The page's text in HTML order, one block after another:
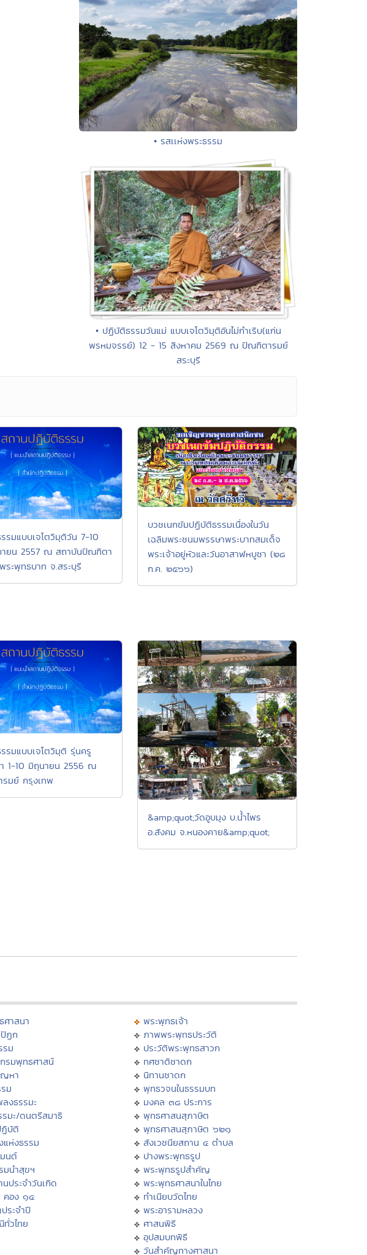
• รสเเห่งพระธรรม
• ปฏิบัติธรรมวันแม่ แบบเจโตวิมุติอันไม่กำเริบ(แก่น
พรหมจรรย์) 12 - 15 สิงหาคม 2569 ณ ปัณฑิตารมย์
สระบุรี
รมแบบเจโตวิมุติวัน 7-10
ยน 2557 ณ สถาบันปัณฑิตา
ระพุทธบาท จ.สระบุรี
บวชเนกขัมปฏิบัติธรรมเนื่องในวัน
เฉลิมพระชนมพรรษาพระบาทสมเด็จ
พระเจ้าอยู่หัวและวันอาสาฬหบูชา (๒๘
ก.ค. ๒๕๖๖)
รมแบบเจโตวิมุติ รุ่นครู
1-10 มิถุนายน 2556 ณ
มย์ กรุงเทพ
&amp;quot;วัดอูบมุง บ.น้ำไพร
อ.สังคม จ.หนองคาย&amp;quot;
ศาสนา
ฏก
รม
รมพุทธศาสน์
หา
ม
งธรรมะ
รมะ/ดนตรีสมาธิ
ฏิบัติ
แห่งธรรม
นต์
มนำสุขฯ
ประจำวันเกิด
อง ๑๔
ระจำปี
ทั่วไทย
พระพุทธเจ้า
ภาพพระพุทธประวัติ
ประวัติพระพุทธสาวก
ทศชาติชาดก
นิทานชาดก
พุทธวจนในธรรมบท
มงคล ๓๘ ประการ
พุทธศาสนสุภาษิต
พุทธศาสนสุภาษิต ๖๒๑
สังเวชนียสถาน ๔ ตำบล
ปางพระพุทธรูป
พระพุทธรูปสำคัญ
พระพุทธศาสนาในไทย
ทำเนียบวัดไทย
พระอารามหลวง
ศาสนพิธี
อุปสมบทพิธี
วันสำคัญทางศาสนา